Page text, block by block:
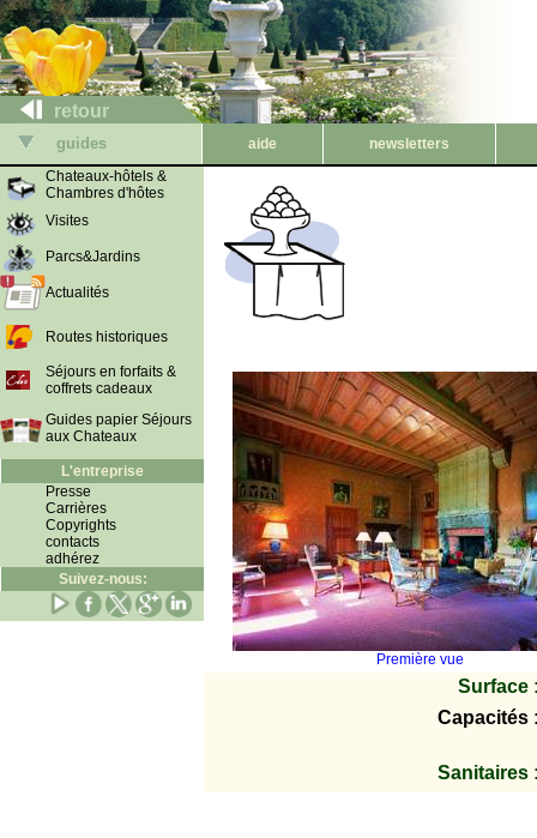
retour
guides aide
newsletters
Chateaux-hôtels &
Chambres d'hôtes
Visites
Parcs&Jardins
Actualités
Routes historiques
Séjours en forfaits &
coffrets cadeaux
Guides papier Séjours
aux Chateaux
L'entreprise
Presse
Carrières
Copyrights
contacts
adhérez
Suivez-nous:
Première vue
Surface
Capacités
Sanitaires